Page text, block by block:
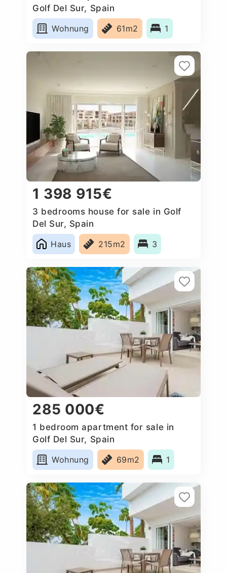
Golf Del Sur, Spain
Wohnung
61m2 1
1 398 915€
3 bedrooms house for sale in Golf
Del Sur, Spain
Haus
215m2 3
285 000€
1 bedroom apartment for sale in
Golf Del Sur, Spain
Wohnung
69m2 1